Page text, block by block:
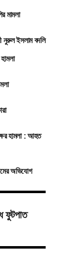
মামলা
নুরুল ইসলাম বদলি
হামলা : আহত
অভিযোগ
ফুটপাত